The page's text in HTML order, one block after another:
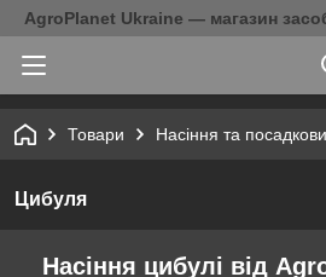
AgroPlanet Ukraine — магазин
Товари Насіння та
Цибуля
Насіння цибулі від